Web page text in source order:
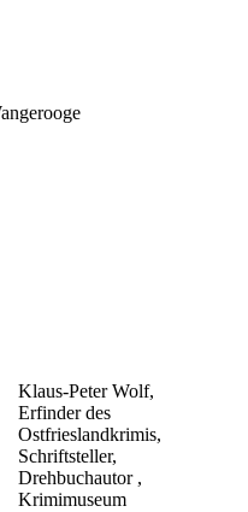
Klaus-Peter Wolf,
Erfinder des
Ostfrieslandkrimis,
Schriftsteller,
Drehbuchautor ,
Krimimuseum